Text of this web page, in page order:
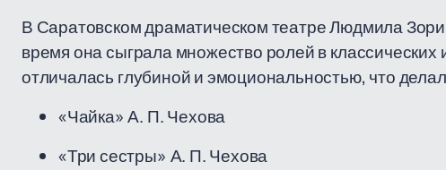
В Саратовском драматическом театре Людмила
время она сыграла множество ролей в
отличалась глубиной и эмоциональностью, что
«Чайка» А. П. Чехова
«Три сестры» А. П. Чехова